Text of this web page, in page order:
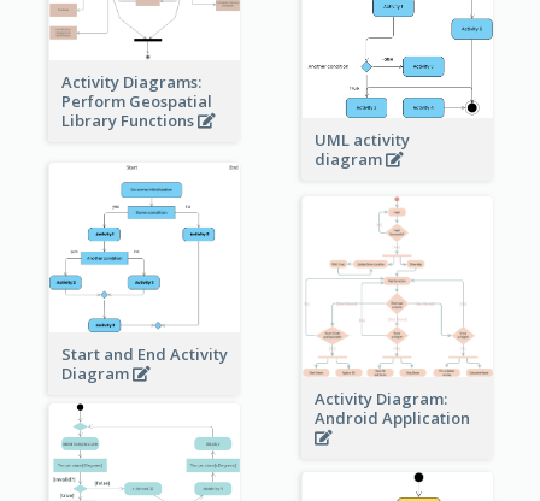
Activity Diagrams:
Perform Geospatial
Library Functions
UML activity
diagram
Start and End Activity
Diagram
Activity Diagram:
Android Application